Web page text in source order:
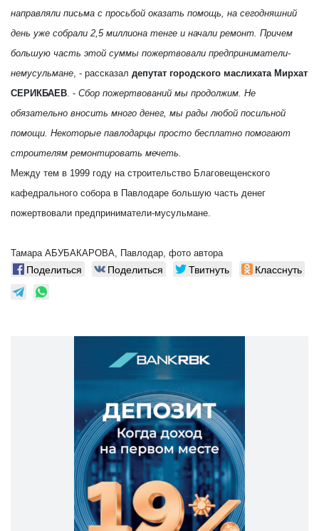
направляли письма с просьбой оказать помощь, на сегодняшний
день уже собрали 2,5 миллиона тенге и начали ремонт. Причем
большую часть этой суммы пожертвовали предприниматели-
немусульмане, - рассказал депутат городского маслихата Мирхат
СЕРИКБАЕВ. - Сбор пожертвований мы продолжим. Не
обязательно вносить много денег, мы рады любой посильной
помощи. Некоторые павлодарцы просто бесплатно помогают
строителям ремонтировать мечеть.
Между тем в 1999 году на строительство Благовещенского
кафедрального собора в Павлодаре большую часть денег
пожертвовали предприниматели-мусульмане.
Тамара АБУБАКАРОВА, Павлодар, фото автора
Поделиться Поделиться Твитнуть Класснуть